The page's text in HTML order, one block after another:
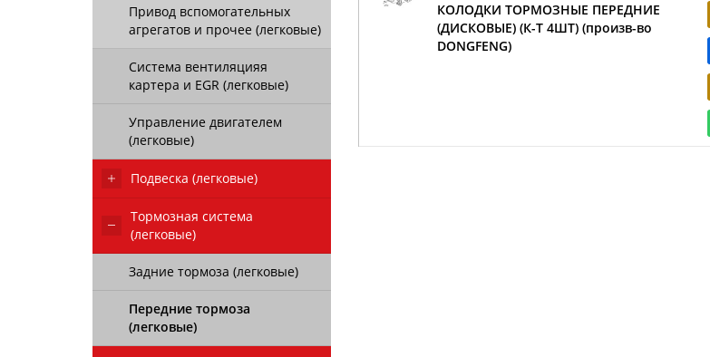
Привод вспомогательных
агрегатов и прочее (легковые)
Система вентиляцияя
картера и EGR (легковые)
Управление двигателем
(легковые)
Подвеска (легковые)
Тормозная система
(легковые)
Задние тормоза (легковые)
Передние тормоза
(легковые)
КОЛОДКИ ТОРМОЗНЫЕ ПЕРЕДНИЕ
(ДИСКОВЫЕ) (К-Т 4ШТ) (произв-во
DONGFENG)